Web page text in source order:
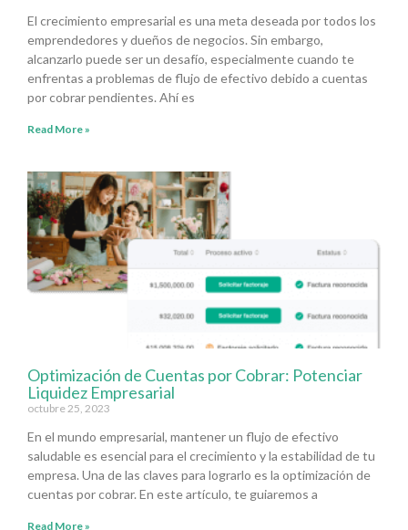
El crecimiento empresarial es una meta deseada por todos los
emprendedores y dueños de negocios. Sin embargo,
alcanzarlo puede ser un desafío, especialmente cuando te
enfrentas a problemas de flujo de efectivo debido a cuentas
por cobrar pendientes. Ahí es
Read More »
Optimización de Cuentas por Cobrar: Potenciar
Liquidez Empresarial
octubre 25, 2023
En el mundo empresarial, mantener un flujo de efectivo
saludable es esencial para el crecimiento y la estabilidad de tu
empresa. Una de las claves para lograrlo es la optimización de
cuentas por cobrar. En este artículo, te guiaremos a
Read More »